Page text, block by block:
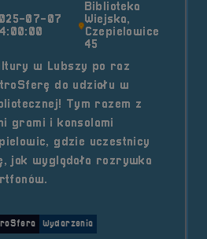
07-07
Biblioteka
Wiejska,
Czepielowice
45
w Lubszy po raz
do udziału w
Tym razem z
grami i konsolami
gdzie uczestnicy
jak wyglądała rozrywka
Wydarzenia